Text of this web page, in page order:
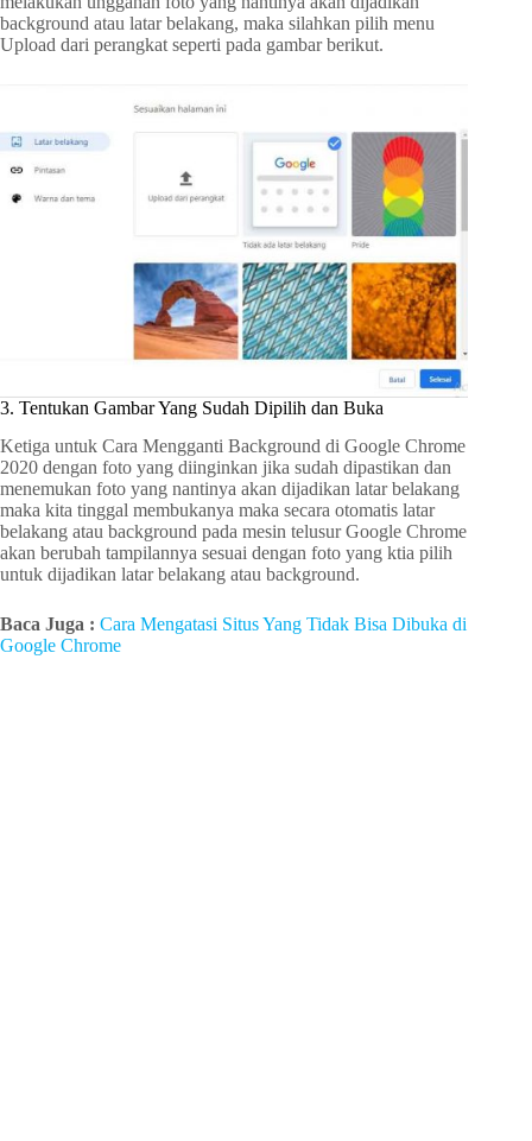
background atau latar belakang, maka silahkan pilih menu
Upload dari perangkat seperti pada gambar berikut.
3. Tentukan Gambar Yang Sudah Dipilih dan Buka
Ketiga untuk Cara Mengganti Background di Google Chrome
2020 dengan foto yang diinginkan jika sudah dipastikan dan
menemukan foto yang nantinya akan dijadikan latar belakang
maka kita tinggal membukanya maka secara otomatis latar
belakang atau background pada mesin telusur Google Chrome
akan berubah tampilannya sesuai dengan foto yang ktia pilih
untuk dijadikan latar belakang atau background.
Baca Juga : Cara Mengatasi Situs Yang Tidak Bisa Dibuka di
Google Chrome